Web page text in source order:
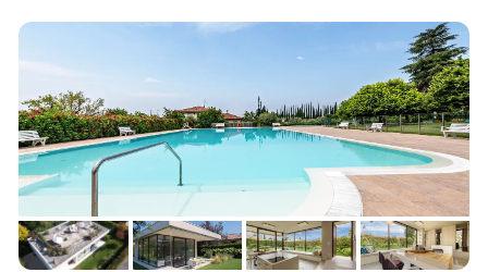
keuken is ideaal om uw maaltijden thuis te bereiden. Ook op de
begane grond bevinden zich een gastentoilet (zonder douche)